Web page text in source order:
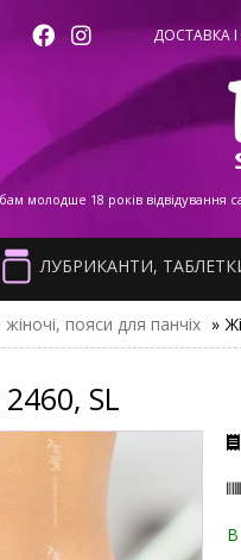
ДОСТАВКА
молодше 18 років відвідування
ЛУБРИКАНТИ,
пояси для панчіх »
SL
В